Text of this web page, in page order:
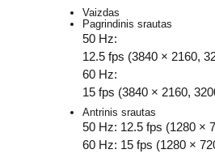
Vaizdas
Pagrindinis srautas
50 Hz:
12.5 fps (3840 × 2160,
60 Hz:
15 fps (3840 × 2160,
Antrinis srautas
50 Hz: 12.5 fps (1280 ×
60 Hz: 15 fps (1280 ×